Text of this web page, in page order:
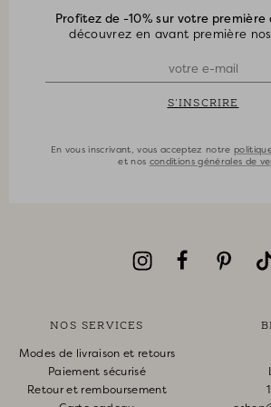
Profitez de -10% sur votre première
découvrez en avant première
S'INSCRIRE
En vous inscrivant, vous acceptez notre
et nos conditions générales de
NOS SERVICES
Modes de livraison et retours
Paiement sécurisé
Retour et remboursement